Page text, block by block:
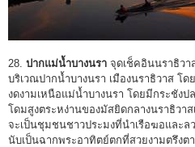
28. ปากแม่น้ำบางนรา จุดเช็คอินนราธิว
บริเวณปากน้ำบางนรา เมืองนราธิวาส โ
งดงามเหนือแม่น้ำบางนรา โดยมีกระชัง
โดมสูงตระหง่านของมัสยิดกลางนราธิวา
จะเป็นชุมชนชาวประมงที่นำเรือฆอและล
นับเป็นฉากพระอาทิตย์ตกที่สวยงามตรึงตา